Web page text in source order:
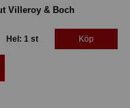
Villeroy & Boch
Hel: 1 st Köp